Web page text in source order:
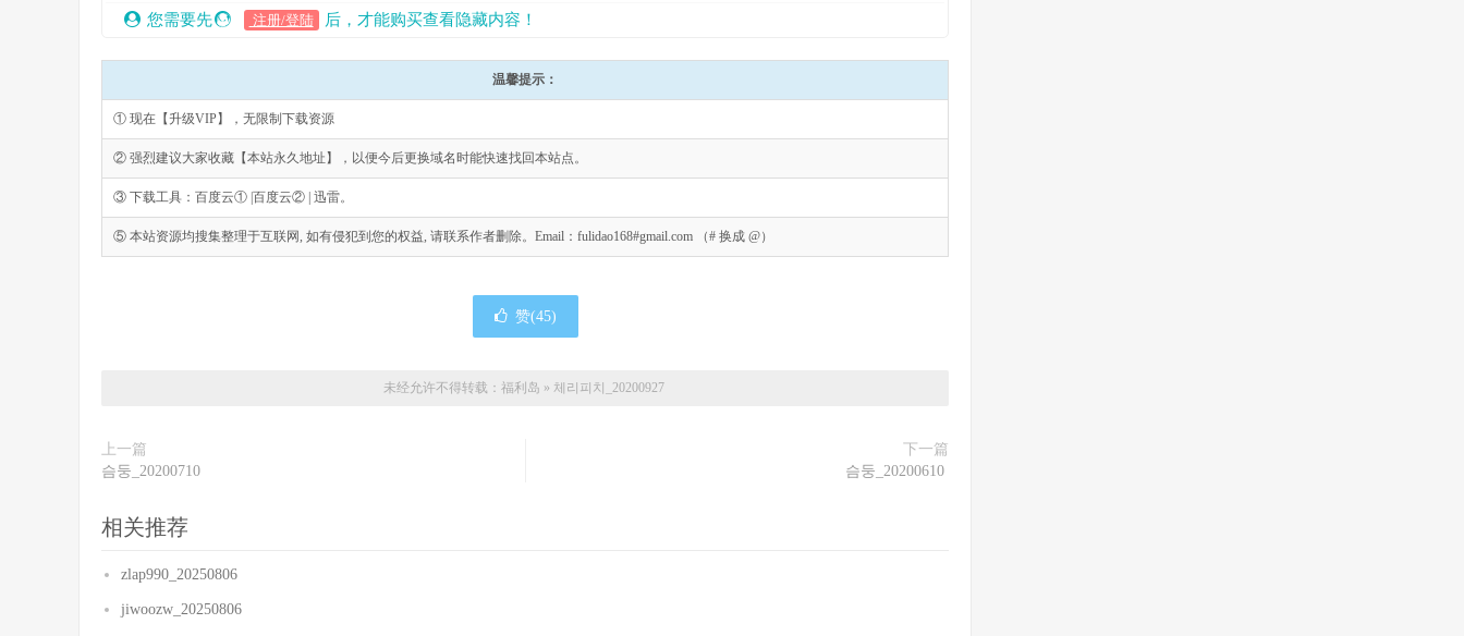
您需要先
注册/登陆 后，才能购买查看隐藏内容！
温馨提示：
① 现在【升级VIP】，无限制下载资源
② 强烈建议大家收藏【本站永久地址】，以便今后更换域名时能快速找回本站点。
③ 下载工具：百度云① |百度云② | 迅雷。
⑤ 本站资源均搜集整理于互联网, 如有侵犯到您的权益, 请联系作者删除。Email：fulidao168#gmail.com （# 换成 @）
赞(45)
未经允许不得转载： 福利岛 » 체리피치_20200927
上一篇
슴둥_20200710
下一篇
슴둥_20200610
相关推荐
zlap990_20250806
jiwoozw_20250806